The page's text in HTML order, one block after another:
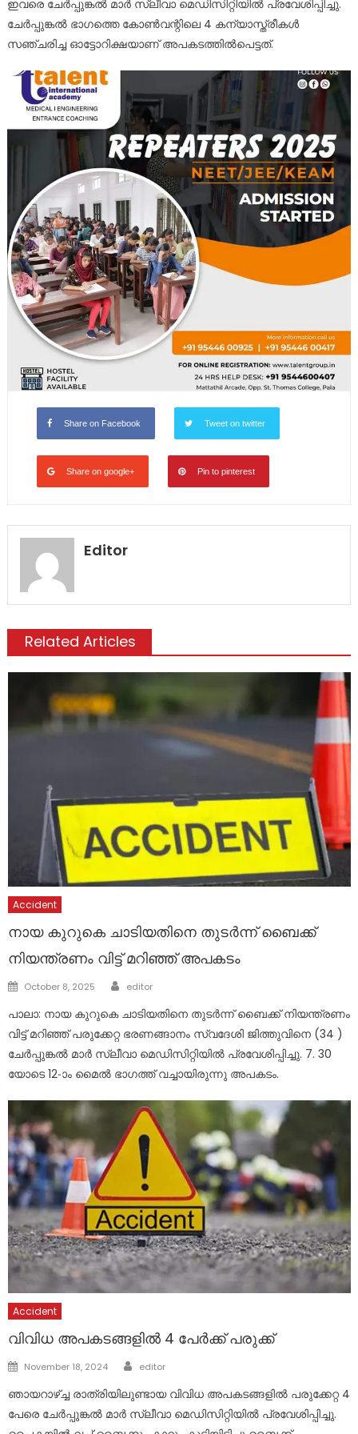
ഇവരെ ചേർപ്പുങ്കൽ മാർ സ്ലീവാ മെഡിസിറ്റിയിൽ പ്രവേശിപ്പിച്ചു.
ചേർപ്പുങ്കൽ ഭാ​ഗത്തെ കോൺവന്റിലെ 4 കന്യാസ്ത്രീകൾ
സഞ്ചരിച്ച ഓട്ടോറിക്ഷയാണ് അപകടത്തിൽപെട്ടത്.
Share on Facebook Tweet on twitter
Share on google+ Pin to pinterest
Editor
Related Articles
Accident
നായ കുറുകെ ചാടിയതിനെ തുടർന്ന് ബൈക്ക്
നിയന്ത്രണം വിട്ട് മറിഞ്ഞ് അപകടം
Posted
October 8, 2025 Author
editor
പാലാ: നായ കുറുകെ ചാടിയതിനെ തുടർന്ന് ബൈക്ക് നിയന്ത്രണം
വിട്ട് മറിഞ്ഞ് പരുക്കേറ്റ ഭരണങ്ങാനം സ്വദേശി ജിത്തുവിനെ (34 )
ചേർപ്പുങ്കൽ മാർ സ്ലീവാ മെഡിസിറ്റിയിൽ പ്രവേശിപ്പിച്ചു. 7. 30
യോടെ 12-ാം മൈൽ ഭാഗത്ത് വച്ചായിരുന്നു അപകടം.
Accident
വിവിധ അപകടങ്ങളിൽ 4 പേർക്ക് പരുക്ക്
Posted
November 18, 2024 Author
editor
ഞായറാഴ്ച്ച രാത്രിയിലുണ്ടായ വിവിധ അപകടങ്ങളിൽ പരുക്കേറ്റ 4
പേരെ ചേർപ്പുങ്കൽ മാർ സ്ലീവാ മെഡിസിറ്റിയിൽ പ്രവേശിപ്പിച്ചു.